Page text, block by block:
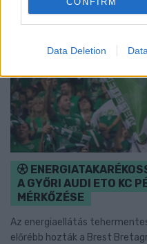
Data Deletion
A GYŐRI AUDI ETO KC
MÉRKŐZÉSE
Az energiaellátás
előrébb hozták a Brest